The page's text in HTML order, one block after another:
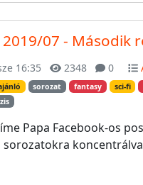
07 - Második
16:35 2348 0
sorozat fantasy sci-fi
Papa Facebook-os